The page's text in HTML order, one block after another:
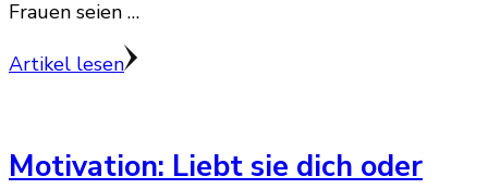
Frauen seien …
Artikel lesen
Motivation: Liebt sie dich oder